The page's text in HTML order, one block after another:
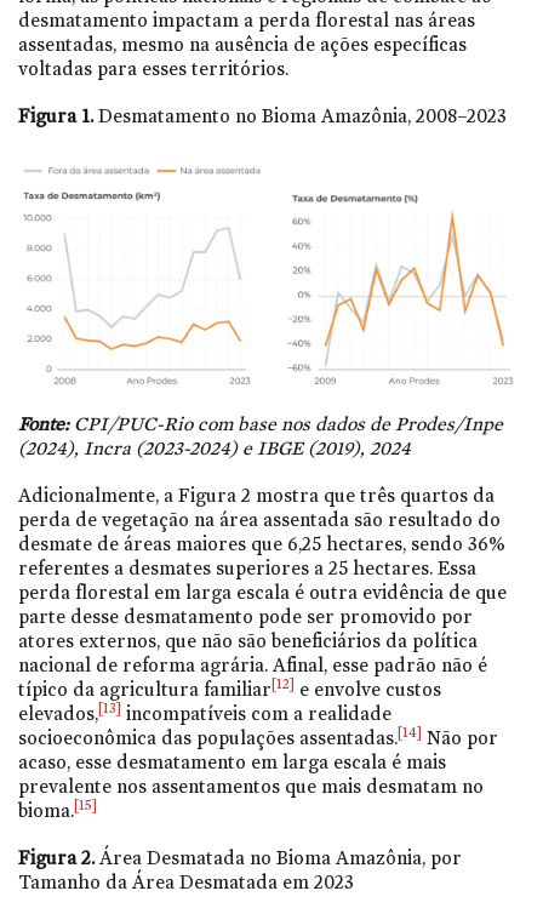
desmatamento impactam a perda florestal nas áreas
assentadas, mesmo na ausência de ações específicas
voltadas para esses territórios.
Figura 1.Desmatamento no Bioma Amazônia, 2008–2023
Fonte: CPI/PUC-Rio com base nos dados de Prodes/Inpe
(2024), Incra (2023-2024) e IBGE (2019), 2024
Adicionalmente, a Figura 2 mostra que três quartos da
perda de vegetação na área assentada são resultado do
desmate de áreas maiores que 6,25 hectares, sendo 36%
referentes a desmates superiores a 25 hectares. Essa
perda florestal em larga escala é outra evidência de que
parte desse desmatamento pode ser promovido por
atores externos, que não são beneficiários da política
nacional de reforma agrária. Afinal, esse padrão não é
típico da agricultura familiar[12] e envolve custos
elevados,[13] incompatíveis com a realidade
socioeconômica das populações assentadas.[14] Não por
acaso, esse desmatamento em larga escala é mais
prevalente nos assentamentos que mais desmatam no
bioma.[15]
Figura 2.Área Desmatada no Bioma Amazônia, por
Tamanho da Área Desmatada em 2023